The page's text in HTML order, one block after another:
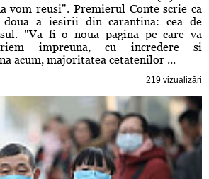
vom reusi". Premierul Conte scrie ca
a iesirii din carantina: cea de
"Va fi o noua pagina pe care va
impreuna, cu incredere si
acum, majoritatea cetatenilor ...
219 vizualizări